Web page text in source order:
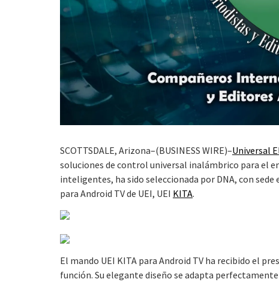
SCOTTSDALE, Arizona–(BUSINESS WIRE)–Universal
soluciones de control universal inalámbrico para el
inteligentes, ha sido seleccionada por DNA, con
para Android TV de UEI, UEI KITA.
El mando UEI KITA para Android TV ha recibido el
función. Su elegante diseño se adapta